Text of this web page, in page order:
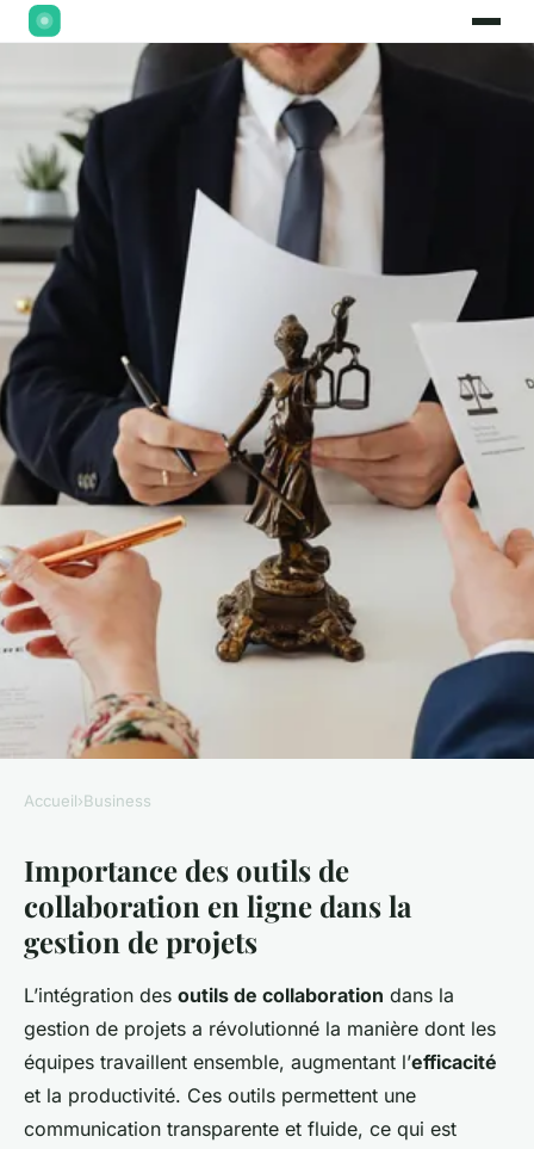
Boostez la gestion de vos
projets grâce aux outils de
collaboration en ligne : guide
ultime et astuces
incontournables !
Laura •1 février 2025 •6 min de lecture
Accueil›Business
Importance des outils de
collaboration en ligne dans la
gestion de projets
L’intégration des outils de collaboration dans la
gestion de projets a révolutionné la manière dont les
équipes travaillent ensemble, augmentant l’efficacité
et la productivité. Ces outils permettent une
communication transparente et fluide, ce qui est